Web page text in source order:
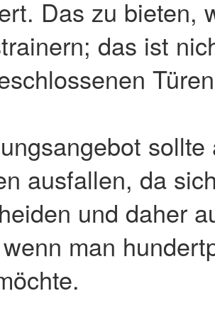
Das zu bieten,
das ist
ausfallen, da
und daher
man